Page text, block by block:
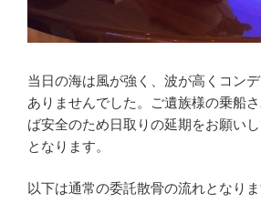
当日の海は風が強く、波が高くコン
ありませんでした。ご遺族様の乗船
ば安全のため日取りの延期をお願い
となります。
以下は通常の委託散骨の流れとなりま